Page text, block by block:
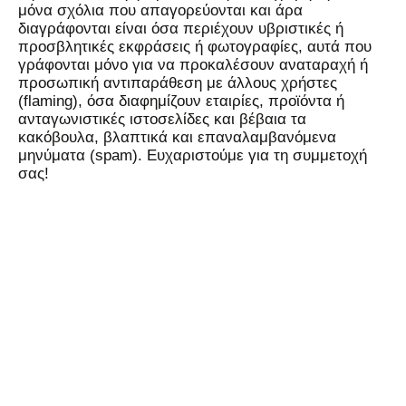
μόνα σχόλια που απαγορεύονται και άρα
διαγράφονται είναι όσα περιέχουν υβριστικές ή
προσβλητικές εκφράσεις ή φωτογραφίες, αυτά που
γράφονται μόνο για να προκαλέσουν αναταραχή ή
προσωπική αντιπαράθεση με άλλους χρήστες
(flaming), όσα διαφημίζουν εταιρίες, προϊόντα ή
ανταγωνιστικές ιστοσελίδες και βέβαια τα
κακόβουλα, βλαπτικά και επαναλαμβανόμενα
μηνύματα (spam). Ευχαριστούμε για τη συμμετοχή
σας!